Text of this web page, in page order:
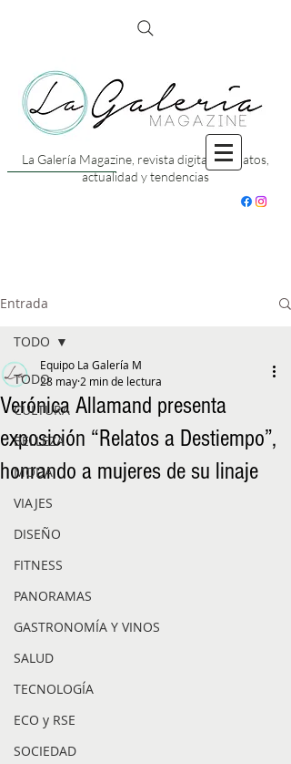
La Galería Magazine, revista digital con datos,
actualidad y tendencias
Entrada
TODO
CULTURA
BELLEZA
MODA
VIAJES
DISEÑO
FITNESS
PANORAMAS
GASTRONOMÍA Y VINOS
SALUD
TECNOLOGÍA
ECO y RSE
SOCIEDAD
TODO
Verónica Allamand presenta
exposición “Relatos a Destiempo”,
honrando a mujeres de su linaje
Equipo La Galería M
28 may 2 min de lectura